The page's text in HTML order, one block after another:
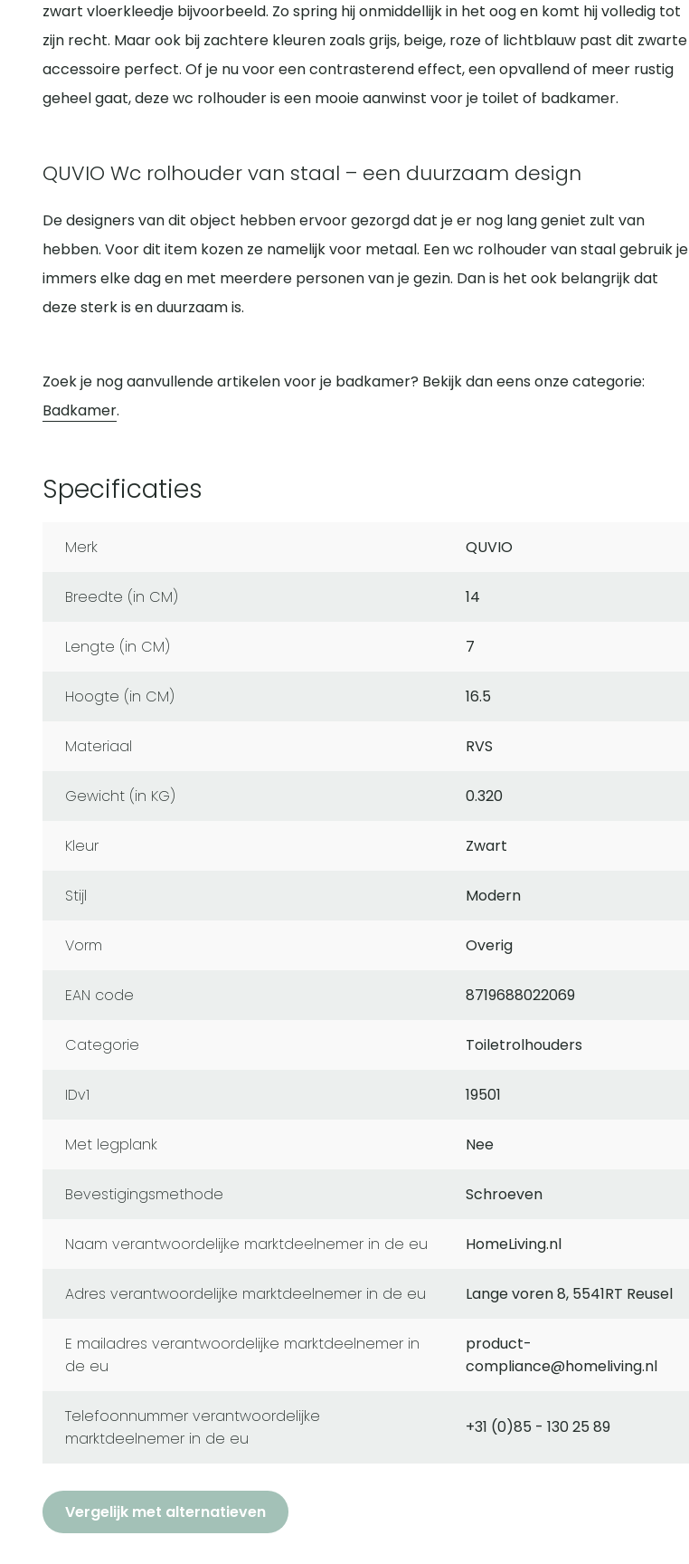
zwart vloerkleedje bijvoorbeeld. Zo spring hij onmiddellijk in het oog en komt hij volledig tot
zijn recht. Maar ook bij zachtere kleuren zoals grijs, beige, roze of lichtblauw past dit zwarte
accessoire perfect. Of je nu voor een contrasterend effect, een opvallend of meer rustig
geheel gaat, deze wc rolhouder is een mooie aanwinst voor je toilet of badkamer.
QUVIO Wc rolhouder van staal – een duurzaam design
De designers van dit object hebben ervoor gezorgd dat je er nog lang geniet zult van
hebben. Voor dit item kozen ze namelijk voor metaal. Een wc rolhouder van staal gebruik je
immers elke dag en met meerdere personen van je gezin. Dan is het ook belangrijk dat
deze sterk is en duurzaam is.
Zoek je nog aanvullende artikelen voor je badkamer? Bekijk dan eens onze categorie:
Badkamer.
Specificaties
Merk QUVIO
Breedte (in CM) 14
Lengte (in CM) 7
Hoogte (in CM) 16.5
Materiaal RVS
Gewicht (in KG) 0.320
Kleur Zwart
Stijl Modern
Vorm Overig
EAN code 8719688022069
Categorie Toiletrolhouders
IDv1 19501
Met legplank Nee
Bevestigingsmethode Schroeven
naam verantwoordelijke marktdeelnemer in de eu HomeLiving.nl
adres verantwoordelijke marktdeelnemer in de eu Lange voren 8, 5541RT Reusel
e mailadres verantwoordelijke marktdeelnemer in
de eu
product-
compliance@homeliving.nl
telefoonnummer verantwoordelijke
marktdeelnemer in de eu
+31 (0)85 - 130 25 89
Vergelijk met alternatieven